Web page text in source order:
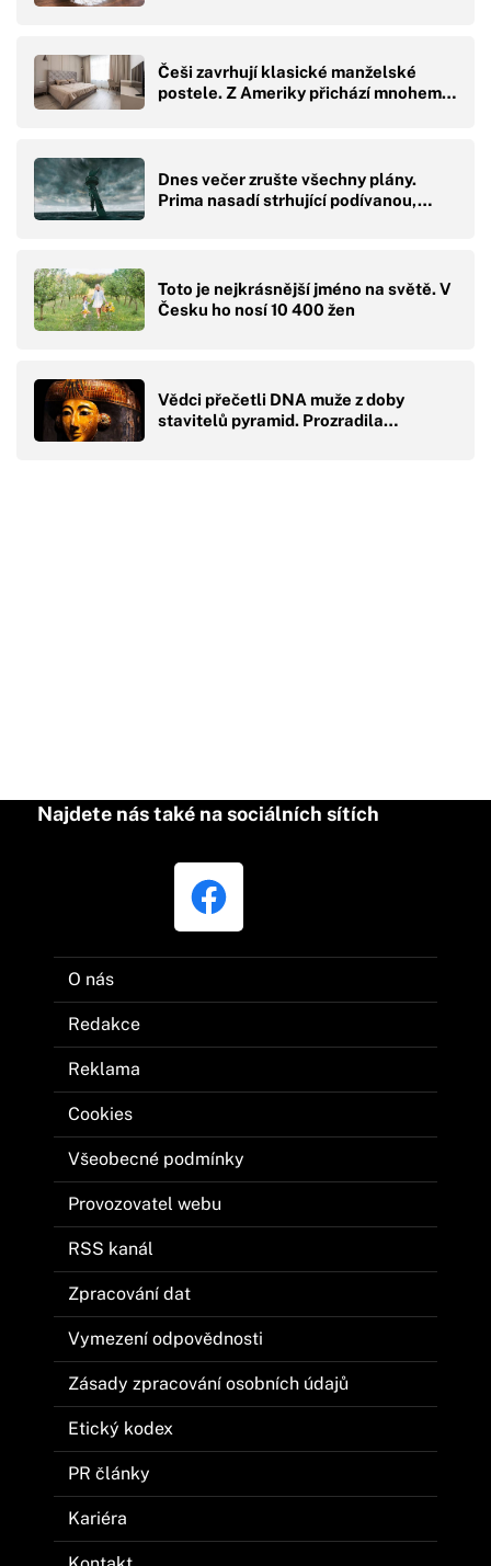
Češi zavrhují klasické manželské
postele. Z Ameriky přichází mnohem…
Dnes večer zrušte všechny plány.
Prima nasadí strhující podívanou,…
Toto je nejkrásnější jméno na světě. V
Česku ho nosí 10 400 žen
Vědci přečetli DNA muže z doby
stavitelů pyramid. Prozradila…
Najdete nás také na sociálních sítích
O nás
Redakce
Reklama
Cookies
Všeobecné podmínky
Provozovatel webu
RSS kanál
Zpracování dat
Vymezení odpovědnosti
Zásady zpracování osobních údajů
Etický kodex
PR články
Kariéra